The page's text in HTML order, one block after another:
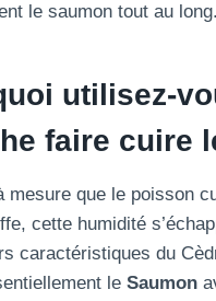
le saumon tout au long.
utilisez-
faire cuire
mesure que le poisson
cette humidité
caractéristiques du
le Saumon